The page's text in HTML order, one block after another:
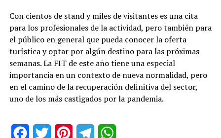
Con cientos de stand y miles de visitantes es una cita
para los profesionales de la actividad, pero también para
el público en general que pueda conocer la oferta
turística y optar por algún destino para las próximas
semanas. La FIT de este año tiene una especial
importancia en un contexto de nueva normalidad, pero
en el camino de la recuperación definitiva del sector,
uno de los más castigados por la pandemia.
FacebookTwitter PinterestTelegram